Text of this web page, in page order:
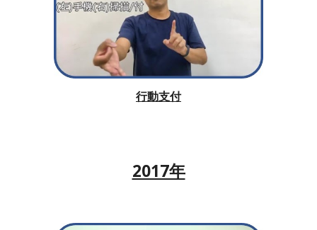
行動支付
2017年